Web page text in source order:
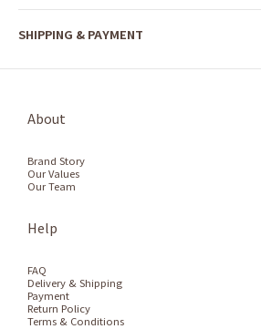
SHIPPING & PAYMENT
About
Brand Story
Our Values
Our Team
Help
FAQ
Delivery & Shipping
Payment
Return Policy
Terms & Conditions